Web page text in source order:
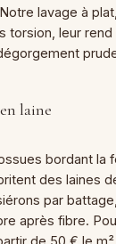
lavage à
torsion, leur
laine
bordant la
des laines
par
après fibre.
de 50 € le